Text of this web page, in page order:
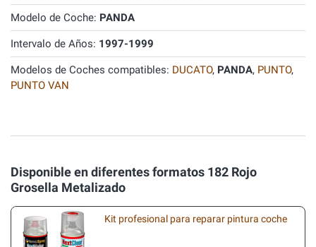
Modelo de Coche: PANDA
Intervalo de Años: 1997-1999
Modelos de Coches compatibles: DUCATO, PANDA, PUNTO,
PUNTO VAN
Disponible en diferentes formatos 182 Rojo
Grosella Metalizado
Kit profesional para reparar pintura coche